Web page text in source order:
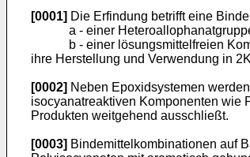
[0001] Die Erfindung betrifft eine
a - einer
b - einer lösungsmittelfreien
ihre Herstellung und Verwendung in
[0002] Neben Epoxidsystemen
isocyanatreaktiven Komponenten wie
Produkten weitgehend ausschließt.
[0003] Bindemittelkombinationen auf